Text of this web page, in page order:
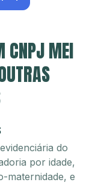
CNPJ MEI
do
por idade,
maternidade, e